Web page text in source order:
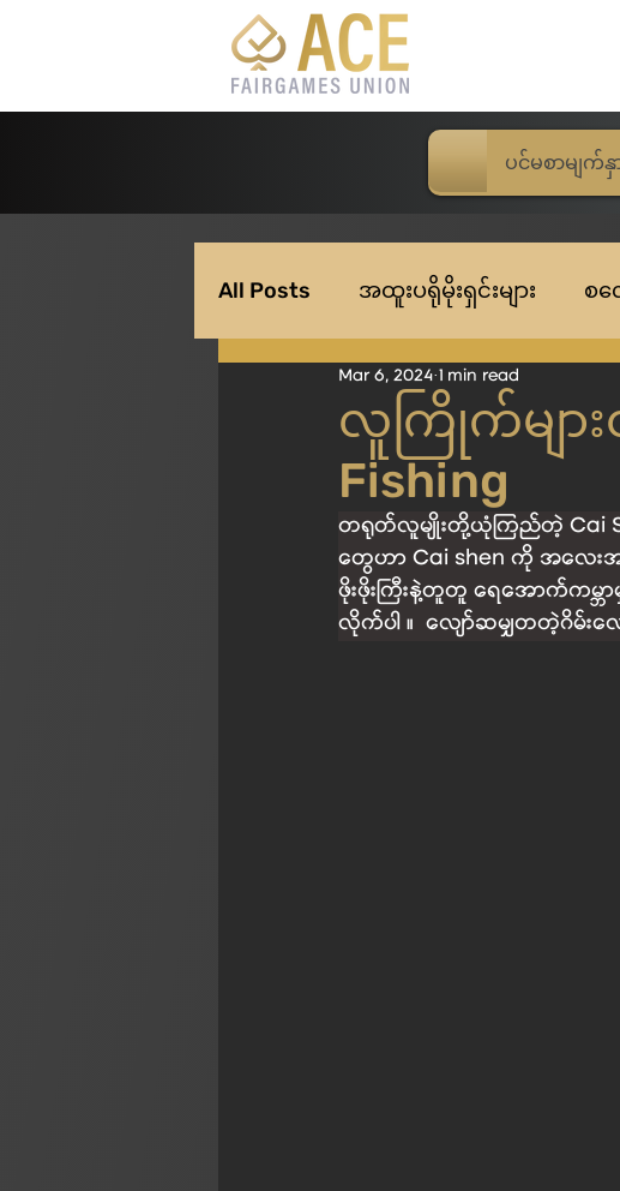
ပင်မစာမျက်နှ
All Posts အထူးပရိုမိုးရှင်းများ စလ
လူကြိုက်များ‌
Fishing
Mar 6, 2024 1 min read
တရုတ်လူမျိုးတို့ယုံကြည်တဲ့ Cai
တွေဟာ Cai shen ကို အလေးအမ
ဖိုးဖိုးကြီးနဲ့တူတူ ရေအောက်ကမ္
လိုက်ပါ ။  လျော်ဆမျှတတဲ့ဂိမ်း